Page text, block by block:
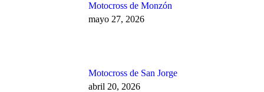
Motocross de Monzón
mayo 27, 2026
Motocross de San Jorge
abril 20, 2026